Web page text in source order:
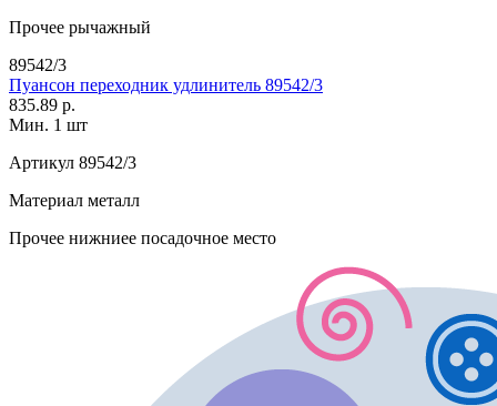
Прочее рычажный
89542/3
Пуансон переходник удлинитель 89542/3
835.89 р.
Мин. 1 шт
Артикул 89542/3
Материал металл
Прочее нижниее посадочное место